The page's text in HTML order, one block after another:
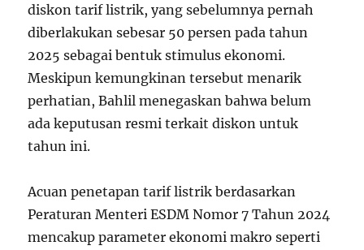
diskon tarif listrik, yang sebelumnya pernah
diberlakukan sebesar 50 persen pada tahun
2025 sebagai bentuk stimulus ekonomi.
Meskipun kemungkinan tersebut menarik
perhatian, Bahlil menegaskan bahwa belum
ada keputusan resmi terkait diskon untuk
tahun ini.
Acuan penetapan tarif listrik berdasarkan
Peraturan Menteri ESDM Nomor 7 Tahun 2024
mencakup parameter ekonomi makro seperti